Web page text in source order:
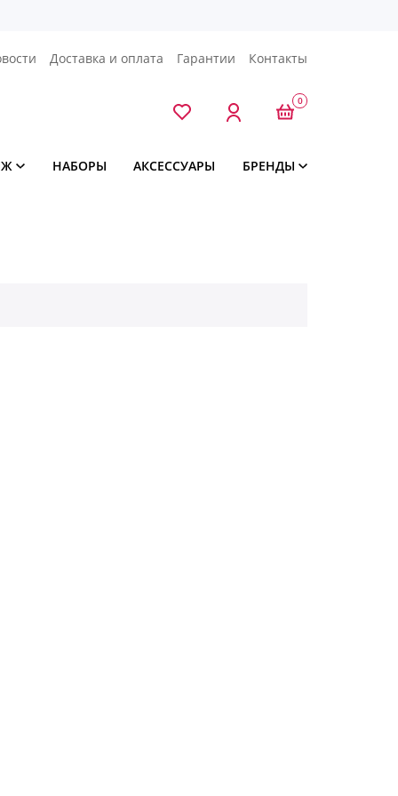
Доставка и оплата Гарантии Контакты
0
НАБОРЫ АКСЕССУАРЫ БРЕНДЫ